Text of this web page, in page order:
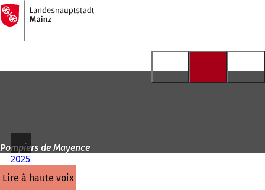
Accéder au contenu
Vers
la
page
d'accueil
Pompiers de Mayence
2025
lire à haute voix